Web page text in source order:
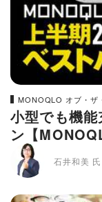
MONOQLO オブ・ザ
小型でも機
ン【
石井和美 氏